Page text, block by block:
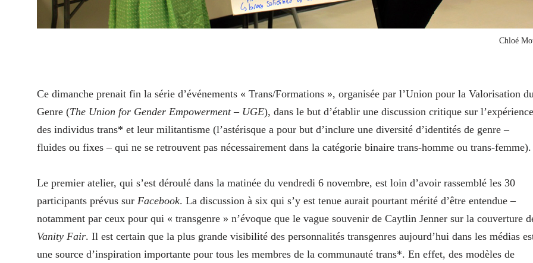
Chloé
Ce dimanche prenait fin la série d’événements « Trans/Formations », organisée par l’Union pour la Valorisation
Genre (The Union for Gender Empowerment – UGE), dans le but d’établir une discussion critique sur l’expérience
des individus trans* et leur militantisme (l’astérisque a pour but d’inclure une diversité d’identités de genre –
fluides ou fixes – qui ne se retrouvent pas nécessairement dans la catégorie binaire trans-homme ou trans-femme).
Le premier atelier, qui s’est déroulé dans la matinée du vendredi 6 novembre, est loin d’avoir rassemblé les 30
participants prévus sur Facebook. La discussion à six qui s’y est tenue aurait pourtant mérité d’être entendue –
notamment par ceux pour qui « transgenre » n’évoque que le vague souvenir de Caytlin Jenner sur la couverture
Vanity Fair. Il est certain que la plus grande visibilité des personnalités transgenres aujourd’hui dans les médias
une source d’inspiration importante pour tous les membres de la communauté trans*. En effet, des modèles de